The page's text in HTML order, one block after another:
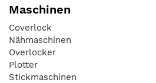
Maschinen
Coverlock
Nähmaschinen
Overlocker
Plotter
Stickmaschinen